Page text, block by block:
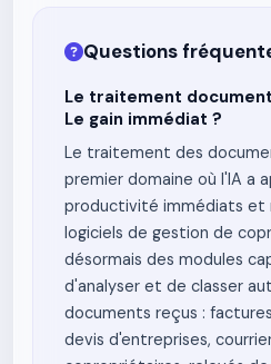
Questions
Le traitement
Le gain immédiat ?
Le traitement des
premier domaine où l'IA a
productivité immédiats et
logiciels de gestion de
désormais des modules
d'analyser et de classer
documents reçus :
devis d'entreprises,